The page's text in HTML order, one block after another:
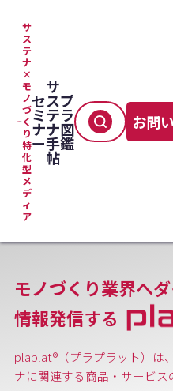
サ
ス
テ
ナ
×
モ
ノ
づ
く
り
特
化
型
メ
デ
ィ
ア
セ
ミ
ナ
ー
サ
ス
テ
ナ
手
帖
プ
ラ
図
鑑
お問
モノづくり業界へ
情報発信する
plaplat®（プラプラット）は
ナに関連する商品・サービ